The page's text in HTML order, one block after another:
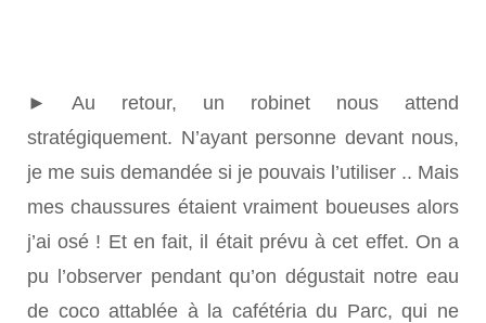
► Au retour, un robinet nous attend
stratégiquement. N’ayant personne devant nous,
je me suis demandée si je pouvais l’utiliser .. Mais
mes chaussures étaient vraiment boueuses alors
j’ai osé ! Et en fait, il était prévu à cet effet. On a
pu l’observer pendant qu’on dégustait notre eau
de coco attablée à la cafétéria du Parc, qui ne